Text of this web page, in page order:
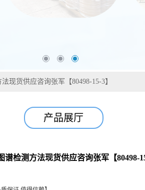
现货供应咨询张军【80498-15-3】
产品展厅
谱检测方法现货供应咨询张军【80498-